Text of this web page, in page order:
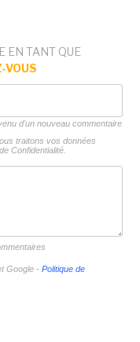
EN TANT QUE
VOUS
d'un nouveau commentaire
traitons vos données
Confidentialité.
Google - Politique de